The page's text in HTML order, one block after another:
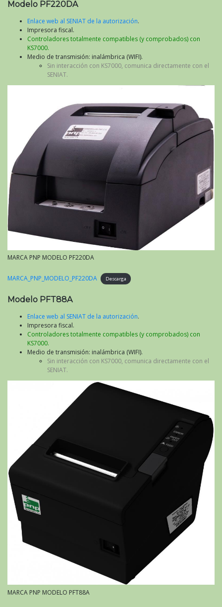
Modelo PF220DA
Enlace web al SENIAT de la autorización.
Impresora fiscal.
Controladores totalmente compatibles (y comprobados) con
KS7000.
Medio de transmisión: inalámbrica (WIFI).
Sin interacción con KS7000, comunica directamente con el
SENIAT.
MARCA PNP MODELO PF220DA
MARCA_PNP_MODELO_PF220DA Descarga
Modelo PFT88A
Enlace web al SENIAT de la autorización.
Impresora fiscal.
Controladores totalmente compatibles (y comprobados) con
KS7000.
Medio de transmisión: inalámbrica (WIFI).
Sin interacción con KS7000, comunica directamente con el
SENIAT.
MARCA PNP MODELO PFT88A